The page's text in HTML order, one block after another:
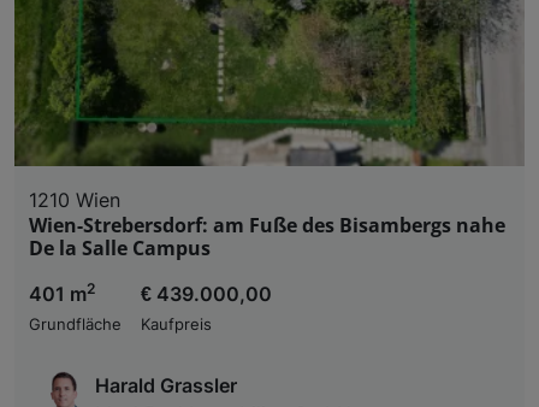
1210 Wien
Wien-Strebersdorf: am Fuße des Bisambergs nahe
De la Salle Campus
401 m2
Grundfläche
€ 439.000,00
Kaufpreis
Harald Grassler